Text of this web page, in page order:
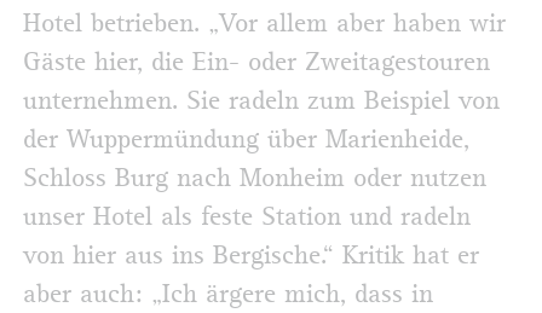
Hotel betrieben. „Vor allem aber haben wir
Gäste hier, die Ein- oder Zweitagestouren
unternehmen. Sie radeln zum Beispiel von
der Wuppermündung über Marienheide,
Schloss Burg nach Monheim oder nutzen
unser Hotel als feste Station und radeln
von hier aus ins Bergische.“ Kritik hat er
aber auch: „Ich ärgere mich, dass in